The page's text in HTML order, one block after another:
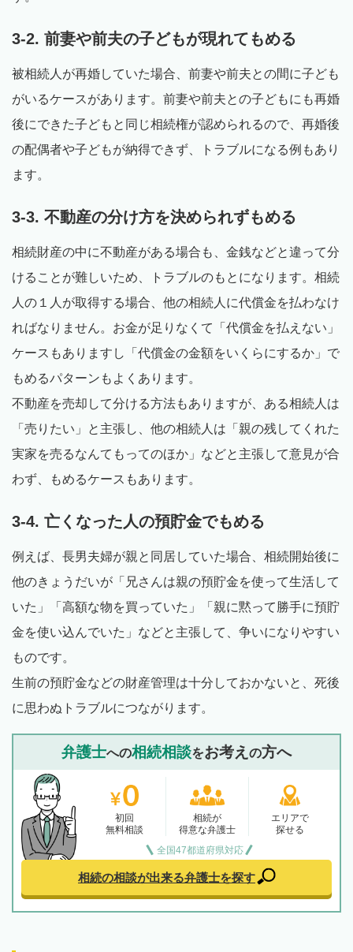
3-2. 前妻や前夫の子どもが現れてもめる
被相続人が再婚していた場合、前妻や前夫との間に子ども
がいるケースがあります。前妻や前夫との子どもにも再婚
後にできた子どもと同じ相続権が認められるので、再婚後
の配偶者や子どもが納得できず、トラブルになる例もあり
ます。
3-3. 不動産の分け方を決められずもめる
相続財産の中に不動産がある場合も、金銭などと違って分
けることが難しいため、トラブルのもとになります。相続
人の１人が取得する場合、他の相続人に代償金を払わなけ
ればなりません。お金が足りなくて「代償金を払えない」
ケースもありますし「代償金の金額をいくらにするか」で
もめるパターンもよくあります。
不動産を売却して分ける方法もありますが、ある相続人は
「売りたい」と主張し、他の相続人は「親の残してくれた
実家を売るなんてもってのほか」などと主張して意見が合
わず、もめるケースもあります。
3-4. 亡くなった人の預貯金でもめる
例えば、長男夫婦が親と同居していた場合、相続開始後に
他のきょうだいが「兄さんは親の預貯金を使って生活して
いた」「高額な物を買っていた」「親に黙って勝手に預貯
金を使い込んでいた」などと主張して、争いになりやすい
ものです。
生前の預貯金などの財産管理は十分しておかないと、死後
に思わぬトラブルにつながります。
弁護士への相続相談をお考え の方へ
初回
無料相談
相続が
得意な弁護士
エリアで
探せる
全国47都道府県対応
相続の相談が出来る弁護士を探す